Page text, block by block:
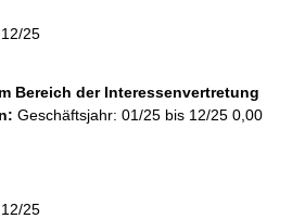
25
Bereich der Interessenvertretung
Geschäftsjahr: 01/25 bis 12/25 0,00
25